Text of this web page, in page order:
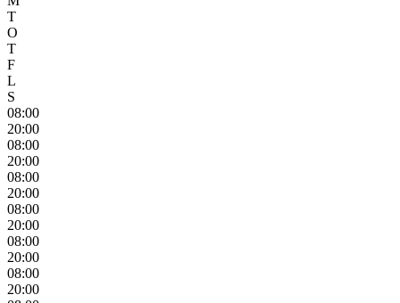
T
O
T
F
L
S
08:00
20:00
08:00
20:00
08:00
20:00
08:00
20:00
08:00
20:00
08:00
20:00